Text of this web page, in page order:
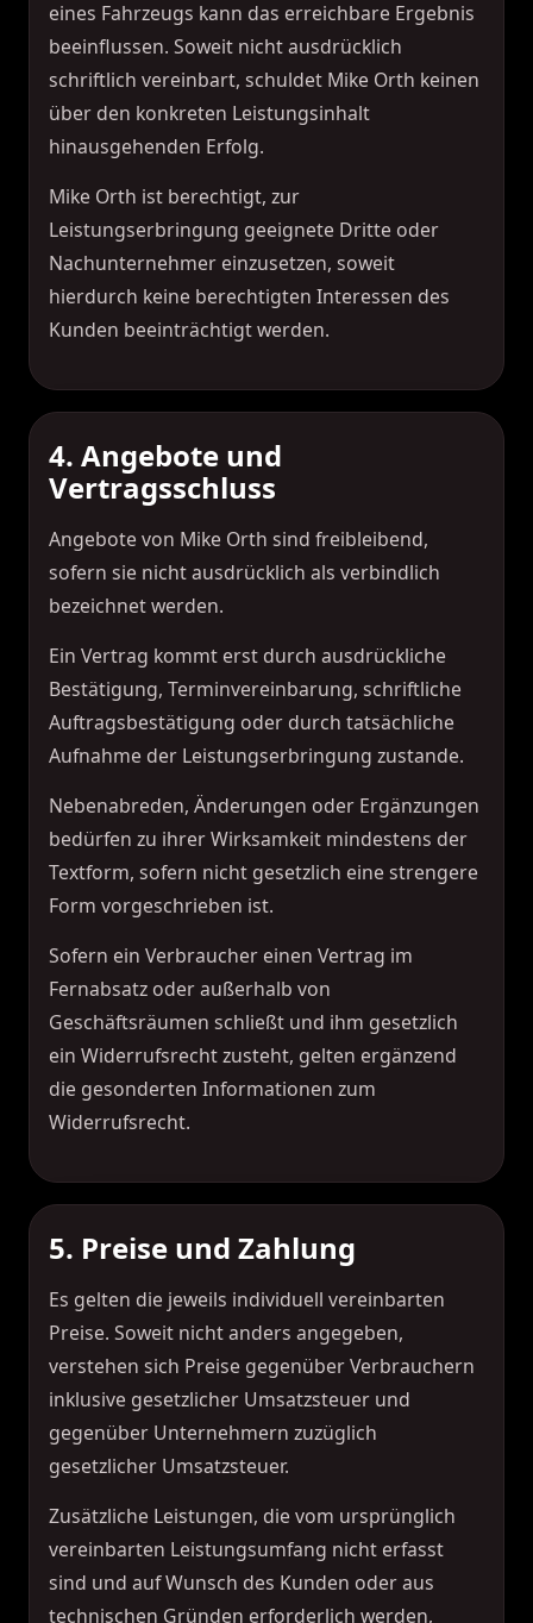
eines Fahrzeugs kann das erreichbare Ergebnis
beeinflussen. Soweit nicht ausdrücklich
schriftlich vereinbart, schuldet Mike Orth keinen
über den konkreten Leistungsinhalt
hinausgehenden Erfolg.
Mike Orth ist berechtigt, zur
Leistungserbringung geeignete Dritte oder
Nachunternehmer einzusetzen, soweit
hierdurch keine berechtigten Interessen des
Kunden beeinträchtigt werden.
4. Angebote und
Vertragsschluss
Angebote von Mike Orth sind freibleibend,
sofern sie nicht ausdrücklich als verbindlich
bezeichnet werden.
Ein Vertrag kommt erst durch ausdrückliche
Bestätigung, Terminvereinbarung, schriftliche
Auftragsbestätigung oder durch tatsächliche
Aufnahme der Leistungserbringung zustande.
Nebenabreden, Änderungen oder Ergänzungen
bedürfen zu ihrer Wirksamkeit mindestens der
Textform, sofern nicht gesetzlich eine strengere
Form vorgeschrieben ist.
Sofern ein Verbraucher einen Vertrag im
Fernabsatz oder außerhalb von
Geschäftsräumen schließt und ihm gesetzlich
ein Widerrufsrecht zusteht, gelten ergänzend
die gesonderten Informationen zum
Widerrufsrecht.
5. Preise und Zahlung
Es gelten die jeweils individuell vereinbarten
Preise. Soweit nicht anders angegeben,
verstehen sich Preise gegenüber Verbrauchern
inklusive gesetzlicher Umsatzsteuer und
gegenüber Unternehmern zuzüglich
gesetzlicher Umsatzsteuer.
Zusätzliche Leistungen, die vom ursprünglich
vereinbarten Leistungsumfang nicht erfasst
sind und auf Wunsch des Kunden oder aus
technischen Gründen erforderlich werden,